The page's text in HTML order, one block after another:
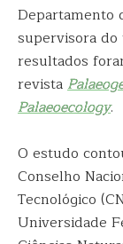
Departamento
supervisora do
resultados
revista
Palaeoecology.
O estudo
Conselho
Tecnológico
Universidade